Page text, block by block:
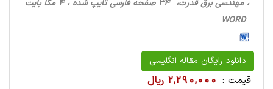
، مهندسی برق قدرت، 34 صفحه فارسی تایپ شده ، 4 مگا بایت
WORD
دانلود رایگان مقاله انگلیسی
قیمت : 2,290,000 ریال